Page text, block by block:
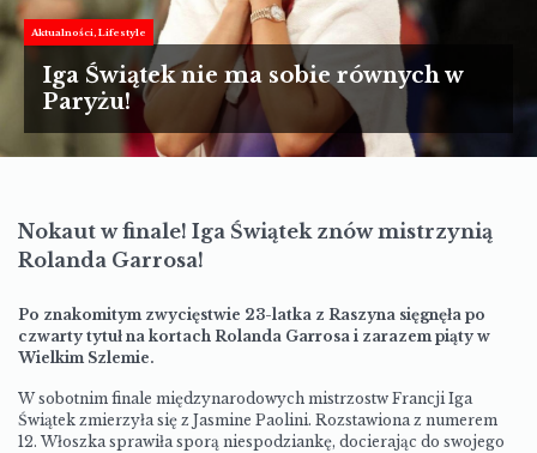
MOTORYZACJA
LIFESTYLE
Aktualności Lifestyle
Iga Świątek nie ma sobie równych w
Paryżu!
Nokaut w finale! Iga Świątek znów mistrzynią
Rolanda Garrosa!
Po znakomitym zwycięstwie 23-latka z Raszyna sięgnęła po
czwarty tytuł na kortach Rolanda Garrosa i zarazem piąty w
Wielkim Szlemie.
W sobotnim finale międzynarodowych mistrzostw Francji Iga
Świątek zmierzyła się z Jasmine Paolini. Rozstawiona z numerem
12. Włoszka sprawiła sporą niespodziankę, docierając do swojego